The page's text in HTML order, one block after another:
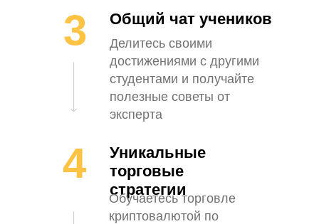
Общий чат учеников
Уникальные
торговые
стратегии
3
4
Делитесь своими
достижениями с другими
студентами и получайте
полезные советы от
эксперта
Обучаетесь торговле
криптовалютой по